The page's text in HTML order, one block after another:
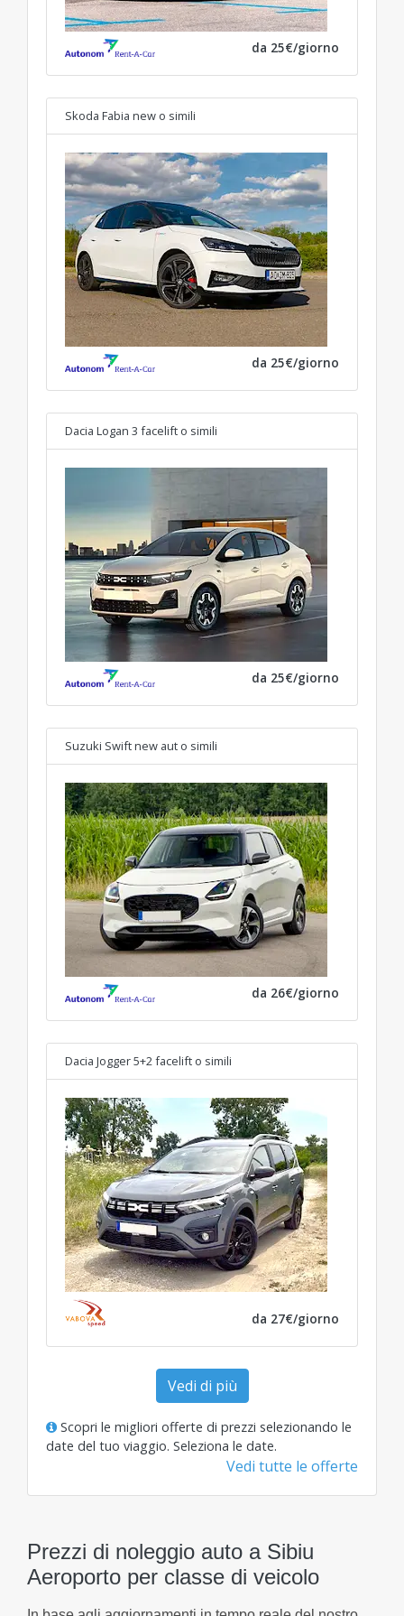
da 25€/giorno
Skoda Fabia new o simili
da 25€/giorno
Dacia Logan 3 facelift o simili
da 25€/giorno
Suzuki Swift new aut o simili
da 26€/giorno
Dacia Jogger 5+2 facelift o simili
da 27€/giorno
Vedi di più
Scopri le migliori offerte di prezzi selezionando le
date del tuo viaggio. Seleziona le date.
Vedi tutte le offerte
Prezzi di noleggio auto a Sibiu
Aeroporto per classe di veicolo